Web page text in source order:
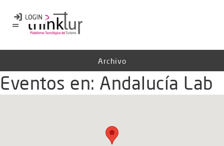
Archivo
Eventos en: Andalucía Lab